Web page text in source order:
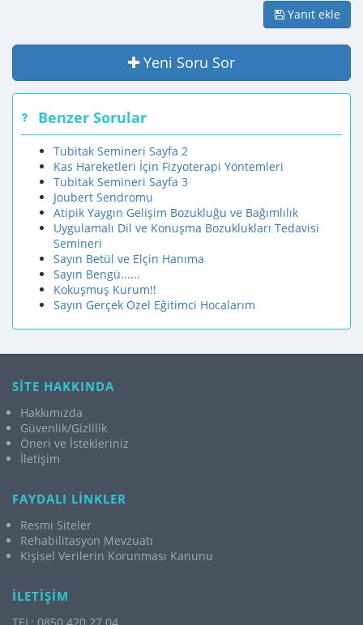
Yanıt ekle
Yeni Soru Sor
Benzer Sorular
Tubitak Semineri Sayfa 2
Kas Hareketleri İçin Fizyoterapi Yöntemleri
Tubitak Semineri Sayfa 3
Joubert Sendromu
Atipik Yaygın Gelişim Bozukluğu ve Bağımlılık
Uygulamalı Dil ve Konuşma Bozuklukları Tedavisi
Semineri
Sayın Betül ve Elçin Hanıma
Sayın Bengü......
Kokuşmuş Kurum!!
Sayın Gerçek Özel Eğitimci Hocalarım
SİTE HAKKINDA
Hakkımızda
Güvenlik/Gizlilik
Öneri ve İstekleriniz
İletişim
FAYDALI LİNKLER
Resmi Siteler
Rehabilitasyon Mevzuatı
Kişisel Verilerin Korunması Kanunu
İLETİŞİM